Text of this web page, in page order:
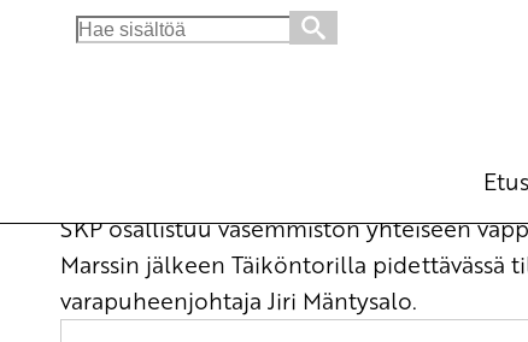
Search
SKP osallistuu vasemmiston yhteiseen
Marssin jälkeen Täiköntorilla pidettävässä
varapuheenjohtaja Jiri Mäntysalo.